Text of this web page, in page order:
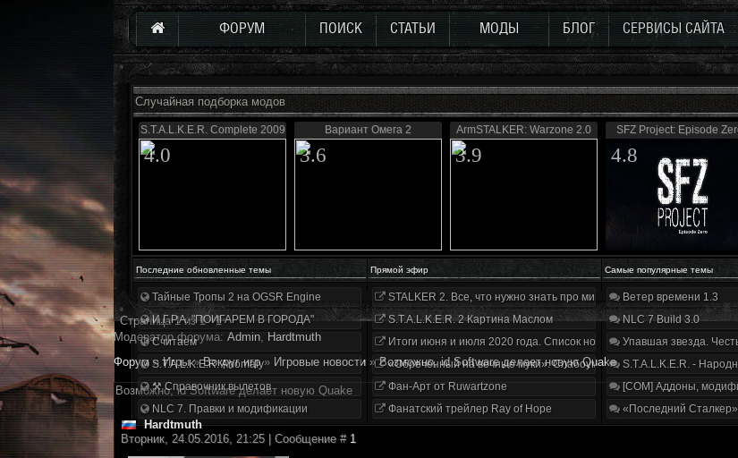
ФОРУМ ПОИСК СТАТЬИ МОДЫ БЛОГ СЕРВИСЫ САЙТА
Случайная подборка модов
S.T.A.L.K.E.R. Complete 2009
4.0
Вариант Омега 2
3.6
ArmSTALKER: Warzone 2.0
3.9
SFZ Project: Episode
4.8
Последние обновленные темы Прямой эфир Самые популярные темы
Тайные Тропы 2 на OGSR Engine
И.Г.Р.А. "ПОИГАРЕМ В ГОРОДА"
Считаем
S.T.A.L.K.E.R. Anomaly
⚒ Справочник вылетов
NLC 7. Правки и модификации
STALKER 2. Все, что нужно знать про мир, геймплей и сюжет |
S.T.A.L.K.E.R. 2 Картина Маслом
Итоги июня и июля 2020 года. Список нововведений
«Обречённый на вечные муки». Слабоумие и отвага
Фан-Арт от Ruwartzone
Фанатский трейлер Ray of Hope
Ветер времени 1.3
NLC 7 Build 3.0
Упавшая звезда.
S.T.A.L.K.E.R. -
[COM] Аддоны,
«Последний
Страница1из1
1
Модератор форума: Аdmin, Hardtmuth
Форум » Игры » Вокруг игр » Игровые новости » Возможно, id Software делает новую Quake
Возможно, id Software делает новую Quake
Hardtmuth
Вторник, 24.05.2016, 21:25 | Сообщение # 1